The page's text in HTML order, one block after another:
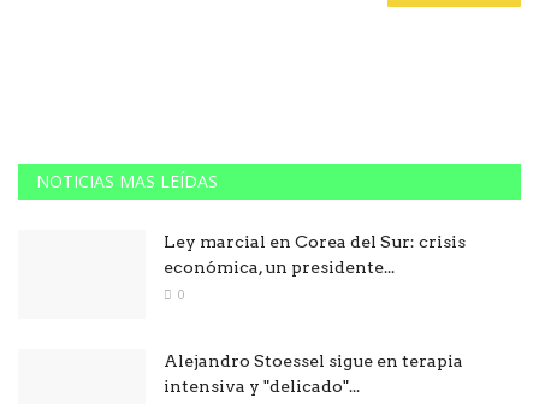
NOTICIAS MAS LEÍDAS
Ley marcial en Corea del Sur: crisis
económica, un presidente...
0
Alejandro Stoessel sigue en terapia
intensiva y "delicado"...